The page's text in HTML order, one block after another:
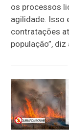
os processos
agilidade. Isso
contratações
população”,